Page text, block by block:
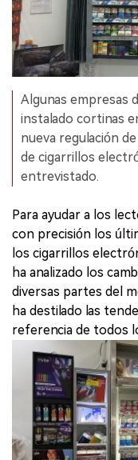
Algunas empresas
instalado cortinas
nueva regulación
de cigarrillos
entrevistado.
Para ayudar a los
con precisión los
los cigarrillos
ha analizado los
diversas partes del
ha destilado las
referencia de todos